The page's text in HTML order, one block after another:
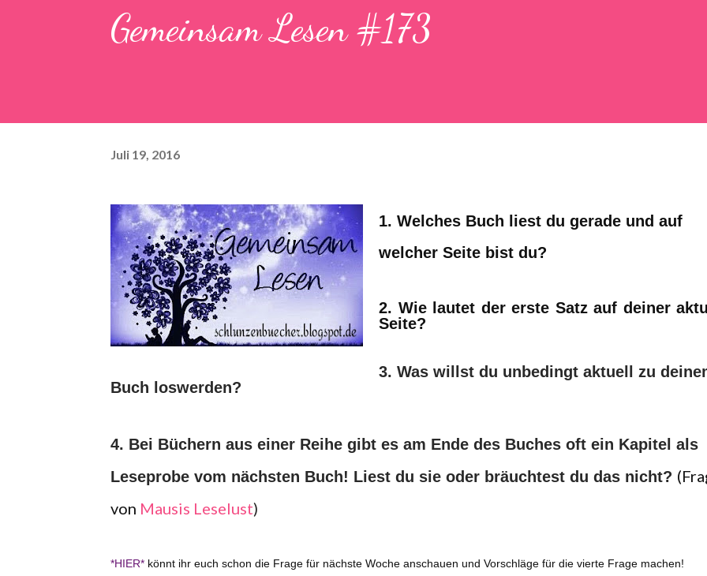
Gemeinsam Lesen #173
Juli 19, 2016
1. Welches Buch liest du gerade und auf
welcher Seite bist du?
2. Wie lautet der erste Satz auf deiner
Seite?
3. Was willst du unbedingt aktuell zu
Buch loswerden?
4. Bei Büchern aus einer Reihe gibt es am Ende des Buches oft ein Kapitel als
Leseprobe vom nächsten Buch! Liest du sie oder bräuchtest du das nicht?
von Mausis Leselust)
*HIER* könnt ihr euch schon die Frage für nächste Woche anschauen und Vorschläge für die vierte Frage machen!